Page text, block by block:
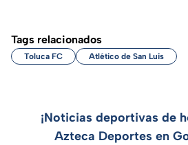
Tags relacionados
Toluca FC Atlético de San Luis
¡Noticias deportivas de
Azteca Deportes en